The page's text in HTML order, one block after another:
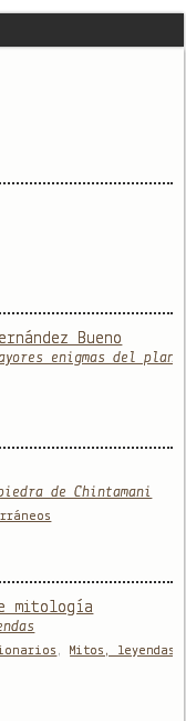
Bueno
enigmas del
de Chintamani
mitología
, Mitos, leyendas